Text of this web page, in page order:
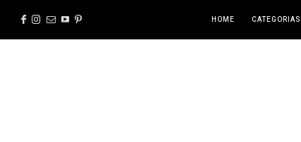
HOME CATEGORIAS